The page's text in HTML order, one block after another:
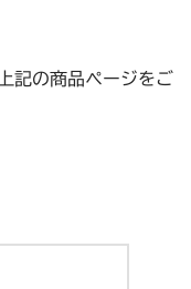
記の商品ページをご